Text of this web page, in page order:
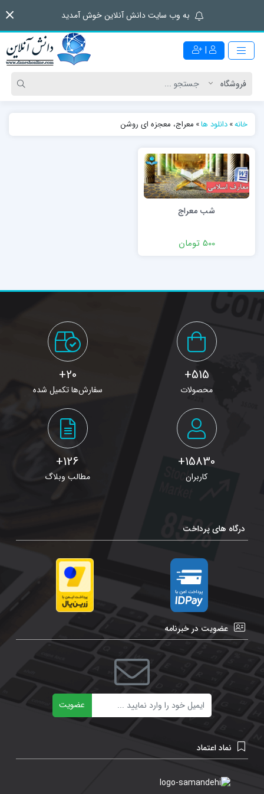
به وب سایت دانش آنلاین خوش آمدید
|
خانه»دانلود ها» معراج، معجزه ای روشن
شب معراج
500 تومان
515+
محصولات
20+
سفارش‌ها تکمیل شده
15830+
کاربران
126+
مطالب وبلاگ
درگاه های پرداخت
عضویت در خبرنامه
عضویت
نماد اعتماد